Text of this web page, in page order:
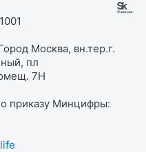
Москва, вн.тер.г.
пл
7Н
приказу Минцифры: